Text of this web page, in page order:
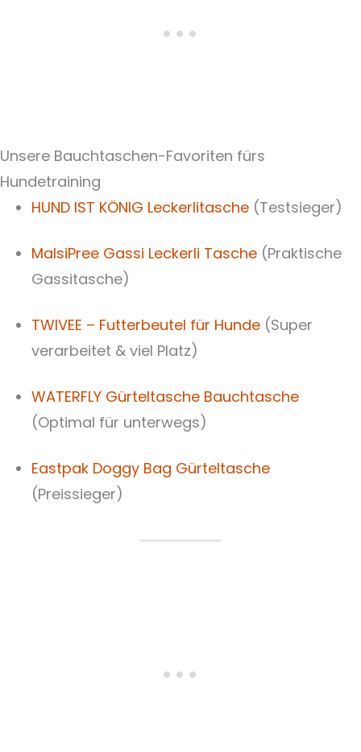
Unsere Bauchtaschen-Favoriten fürs
Hundetraining
HUND IST KÖNIG Leckerlitasche (Testsieger)
MalsiPree Gassi Leckerli Tasche (Praktische
Gassitasche)
TWIVEE – Futterbeutel für Hunde (Super
verarbeitet & viel Platz)
WATERFLY Gürteltasche Bauchtasche
(Optimal für unterwegs)
Eastpak Doggy Bag Gürteltasche
(Preissieger)